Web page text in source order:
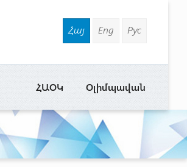
Հայ Eng Рус
Օլիմպավան
ՀԱՕԿ